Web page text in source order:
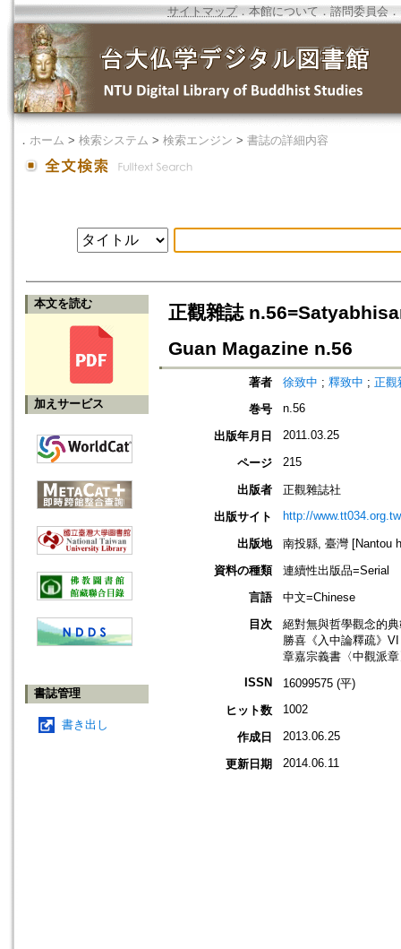
サイトマップ．本館について ． 諮問委員会 ．
． ホーム > 検索システム > 検索エンジン > 書誌の詳細内容
本文を読む
加えサービス
書誌管理
書き出し
正觀雜誌
Guan Magazine n.56
著者 徐致中 ; 釋致中 ; 正觀
巻号
n.56
出版年月日 2011.03.25
ページ 215
出版者
正觀雜誌社
出版サイト
http://www.tt034.org.tw
出版地
南投縣, 臺灣 [Nantou
資料の種類
連續性出版品=Serial
言語
中文=Chinese
目次
絕對無與哲學觀念的
勝喜《入中論釋疏》
章嘉宗義書〈中觀派
ISSN
16099575 (平)
ヒット数
1002
作成日 2013.06.25
更新日期 2014.06.11